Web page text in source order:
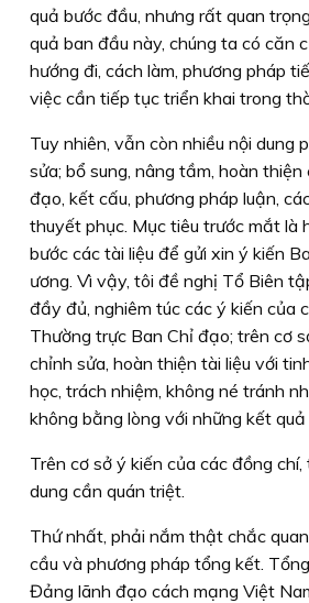
quả bước đầu, nhưng rất quan
quả ban đầu này, chúng ta có căn
hướng đi, cách làm, phương pháp
việc cần tiếp tục triển khai trong
Tuy nhiên, vẫn còn nhiều nội dung
sửa; bổ sung, nâng tầm, hoàn
đạo, kết cấu, phương pháp luận,
thuyết phục. Mục tiêu trước mắt là
bước các tài liệu để gửi xin ý kiến
ương. Vì vậy, tôi đề nghị Tổ Biên
đầy đủ, nghiêm túc các ý kiến của
Thường trực Ban Chỉ đạo; trên cơ
chỉnh sửa, hoàn thiện tài liệu với
học, trách nhiệm, không né tránh
không bằng lòng với những kết quả
Trên cơ sở ý kiến của các đồng chí,
dung cần quán triệt.
Thứ nhất, phải nắm thật chắc
cầu và phương pháp tổng kết.
Đảng lãnh đạo cách mạng Việt